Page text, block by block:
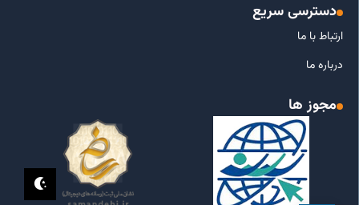
دسترسی سریع
ارتباط با ما
درباره ما
مجوز ها